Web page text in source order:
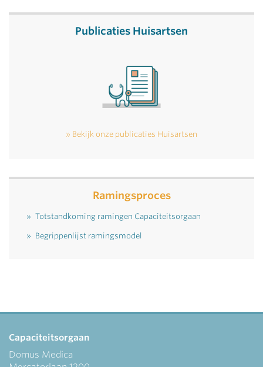
Publicaties Huisartsen
Bekijk onze publicaties Huisartsen
Ramingsproces
Totstandkoming ramingen Capaciteitsorgaan
Begrippenlijst ramingsmodel
Capaciteitsorgaan
Domus Medica